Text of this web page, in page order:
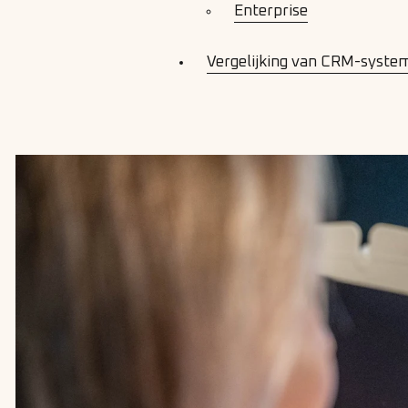
Enterprise
Vergelijking van CRM-